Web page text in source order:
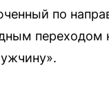
по
переходом